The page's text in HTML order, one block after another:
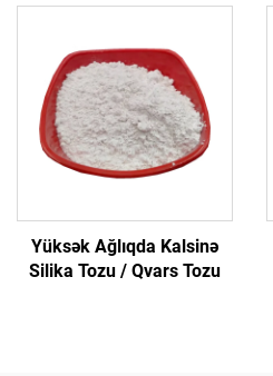
Yüksək Ağlıqda Kalsinə
Silika Tozu / Qvars Tozu